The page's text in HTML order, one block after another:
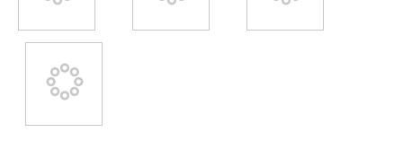
Inici Difusió Recursos
Mitjans de